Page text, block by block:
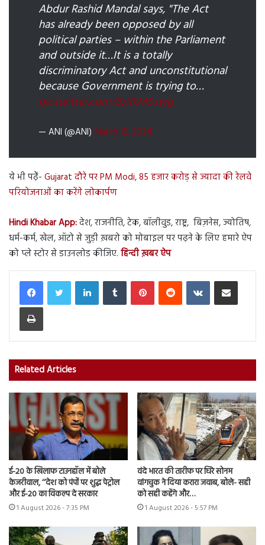
Abdur Rashid Mandal says, "The Act
has already been opposed by all
political parties – within the Parliament
and outside it…It is a totally
discriminatory Act and unconstitutional
because Government is trying to…
pic.twitter.com/6JIfkMSxwg
— ANI (@ANI) March 12, 2024
ये भी पढ़ेें- Gujarat दौरे पर PM Modi, 85 हजार करोड़ से ज्यादा की रेलवे
परियोजनाओं का करेंगे लोकार्पण
Hindi Khabar App:देश, राजनीति, टेक, बॉलीवुड, राष्ट्र, बिज़नेस, ज्योतिष,
धर्म-कर्म, खेल, ऑटो से जुड़ी ख़बरो को मोबाइल पर पढ़ने के लिए हमारे ऐप
को प्ले स्टोर से डाउनलोड कीजिए. हिन्दी ख़बर ऐप
LinkedInTumblr PinterestReddit VKontakteShare via Email
Print
Related Articles
ई-20 के खिलाफ टाउनहॉल में बोले
केजरीवाल, ‘‘देश को पंपों पर शुद्ध पेट्रोल
और ई-20 का विकल्प दे सरकार
1 August 2026 - 7:35 PM
वंदे भारत की तारीफ पर घिरे सोनम
वांगचुक ने दिया करारा जवाब, बोले- सही
को सही कहेंगे और…
1 August 2026 - 5:57 PM